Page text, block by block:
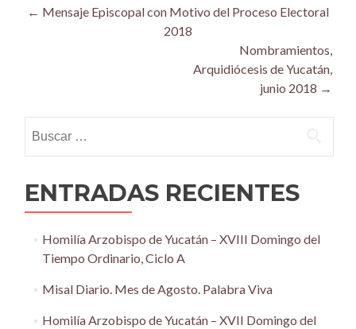
Post
← Mensaje Episcopal con Motivo del Proceso Electoral
2018
Nombramientos,
Arquidiócesis de Yucatán,
junio 2018 →
ENTRADAS RECIENTES
Homilía Arzobispo de Yucatán – XVIII Domingo del
Tiempo Ordinario, Ciclo A
Misal Diario. Mes de Agosto. Palabra Viva
Homilía Arzobispo de Yucatán – XVII Domingo del